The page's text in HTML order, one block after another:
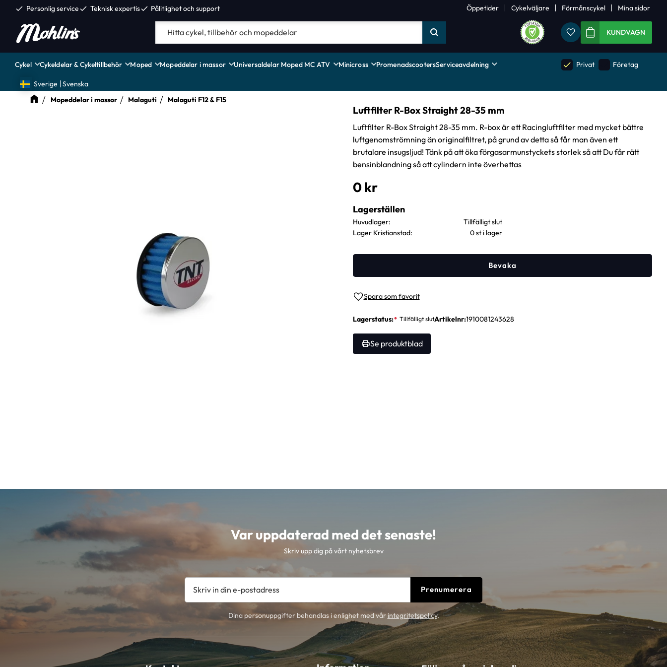
check Personlig servicecheck Teknisk expertischeck Pålitlighet och support Öppetider Cykelväljare Förmånscykel Mina sidor
FavoriterKUNDVAGN
Cykel Cykeldelar & Cykeltillbehör Moped Mopeddelar i massor Universaldelar Moped MC ATV Minicross PromenadscootersServiceavdelning done Privat Företag
Sverige
Svenska
Mopeddelar i massor
Malaguti Malaguti F12 & F15
Luftfilter R-Box Straight 28-35 mm
Luftfilter R-Box Straight 28-35 mm. R-box är ett Racingluftfilter med mycket bättre
luftgenomströmning än originalfiltret, på grund av detta så får man även ett
brutalare insugsljud! Tänk på att öka förgasarmunstyckets storlek så att Du får rätt
bensinblandning så att cylindern inte överhettas
0kr
Lägg till i favoriter
Bevaka
Lagerstatus Artikelnr 1910081243628
Se produktblad
Lagerställen
Huvudlager
Lager Kristianstad
0 st i lager
Var uppdaterad med det senaste!
Skriv upp dig på vårt nyhetsbrev
Prenumerera
Dina personuppgifter behandlas i enlighet med vårintegritetspolicy.